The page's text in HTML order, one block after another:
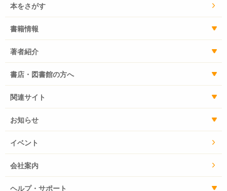
本をさがす
書籍情報
著者紹介
書店・図書館の方へ
関連サイト
お知らせ
イベント
会社案内
ヘルプ・サポート